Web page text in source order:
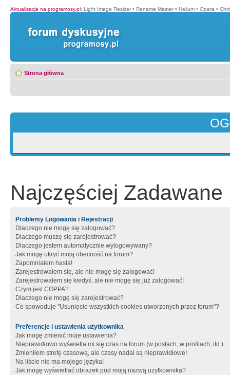
Aktualizacje na programosy.pl: Light Image Resizer • Rename Master • Helium • Opera •
Strona główna
Najczęściej Zadawane
Problemy Logowania i Rejestracji
Dlaczego nie mogę się zalogować?
Dlaczego muszę się zarejestrować?
Dlaczego jestem automatycznie wylogowywany?
Jak mogę ukryć moją obecność na forum?
Zapomniałem hasła!
Zarejestrowałem się, ale nie mogę się zalogować!
Zarejestrowałem się kiedyś, ale nie mogę się już zalogować!
Czym jest COPPA?
Dlaczego nie mogę się zarejestrować?
Co spowoduje "Usunięcie wszystkich cookies utworzonych przez forum"?
Preferencje i ustawienia użytkownika
Jak mogę zmienić moje ustawienia?
Nieprawidłowo wyświetla mi się czas na forum (w postach, w profilach, itd.)
Zmieniłem strefę czasową, ale czasy nadal są nieprawidłowe!
Na liście nie ma mojego języka!
Jak mogę wyświetlać obrazek pod moją nazwą użytkownika?